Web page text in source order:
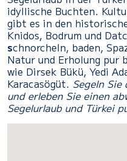
idyllische Buchten.
gibt es in den
Knidos, Bodrum und
schnorcheln, baden,
Natur und Erholung pur
wie Dirsek Bükü, Yedi
Karacasögüt. Segeln
und erleben Sie einen
Segelurlaub und Türkei